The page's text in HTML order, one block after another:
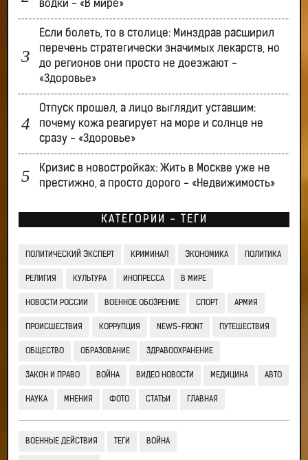
водки - «В мире»
Если болеть, то в столице: Минздрав расширил
перечень стратегически значимых лекарств, но
до регионов они просто не доезжают -
«Здоровье»
Отпуск прошел, а лицо выглядит уставшим:
почему кожа реагирует на море и солнце не
сразу - «Здоровье»
Кризис в новостройках: Жить в Москве уже не
престижно, а просто дорого - «Недвижимость»
КАТЕГОРИИ - ТЕГИ
ПОЛИТИЧЕСКИЙ ЭКСПЕРТ КРИМИНАЛ ЭКОНОМИКА ПОЛИТИКА
РЕЛИГИЯ КУЛЬТУРА ИНОПРЕССА В МИРЕ
НОВОСТИ РОССИИ ВОЕННОЕ ОБОЗРЕНИЕ СПОРТ АРМИЯ
ПРОИСШЕСТВИЯ КОРРУПЦИЯ NEWS-FRONT ПУТЕШЕСТВИЯ
ОБЩЕСТВО ОБРАЗОВАНИЕ ЗДРАВООХРАНЕНИЕ
ЗАКОН И ПРАВО ВОЙНА ВИДЕО НОВОСТИ МЕДИЦИНА АВТО
НАУКА МНЕНИЯ ФОТО СТАТЬИ ГЛАВНАЯ
ВОЕННЫЕ ДЕЙСТВИЯ ТЕГИ ВОЙНА